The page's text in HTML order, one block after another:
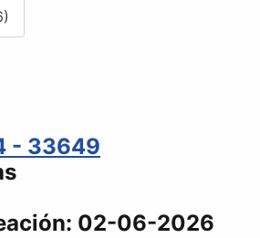
- 33649
02-06-2026